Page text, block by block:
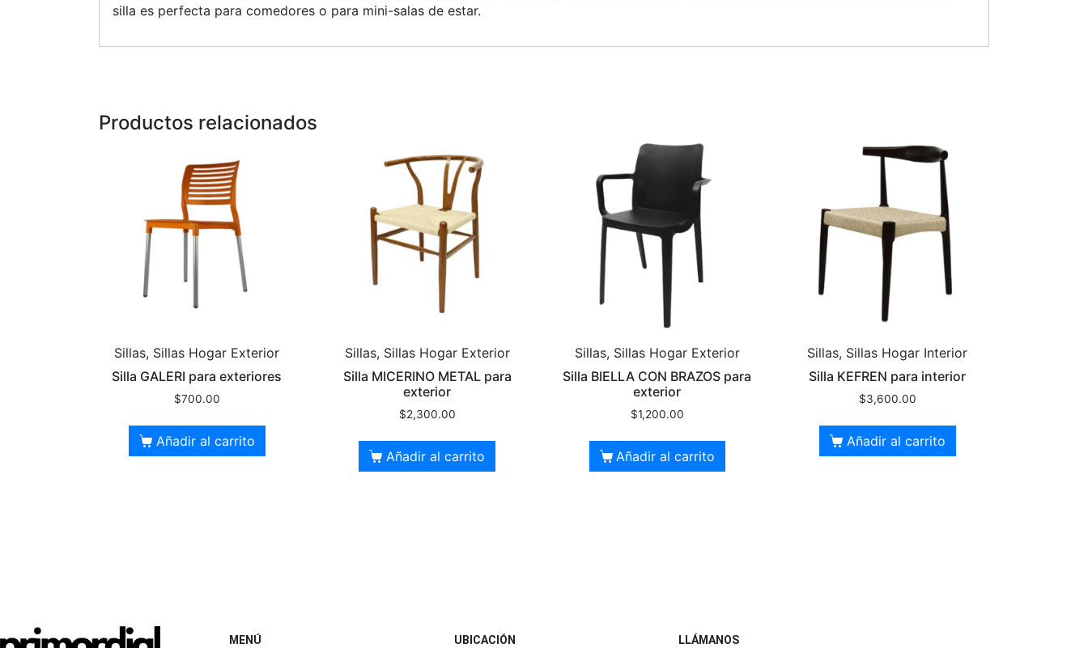
silla es perfecta para comedores o para mini-salas de estar.
Productos relacionados
Sillas, Sillas Hogar Exterior
Silla GALERI para exteriores
$700.00
Añadir al carrito
Sillas, Sillas Hogar Exterior
Silla MICERINO METAL para
exterior
$2,300.00
Añadir al carrito
Sillas, Sillas Hogar Exterior
Silla BIELLA CON BRAZOS para
exterior
$1,200.00
Añadir al carrito
Sillas, Sillas Hogar Interior
Silla KEFREN para interior
$3,600.00
Añadir al carrito
MENÚ UBICACIÓN LLÁMANOS